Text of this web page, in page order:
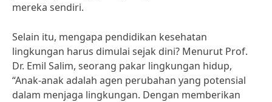
mereka sendiri.
Selain itu, mengapa pendidikan kesehatan
lingkungan harus dimulai sejak dini? Menurut Prof.
Dr. Emil Salim, seorang pakar lingkungan hidup,
“Anak-anak adalah agen perubahan yang potensial
dalam menjaga lingkungan. Dengan memberikan